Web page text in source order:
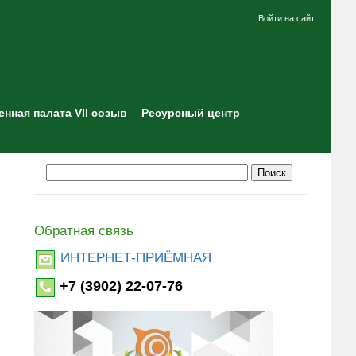
Войти на сайт
палата VII созыв Ресурсный центр
Обратная связь
ИНТЕРНЕТ-ПРИЁМНАЯ
+7 (3902) 22-07-76